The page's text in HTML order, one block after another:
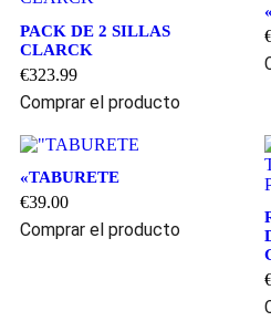
PACK DE 2 SILLAS
CLARCK
€323.99
Comprar el producto
«TABURETE
€39.00
Comprar el producto